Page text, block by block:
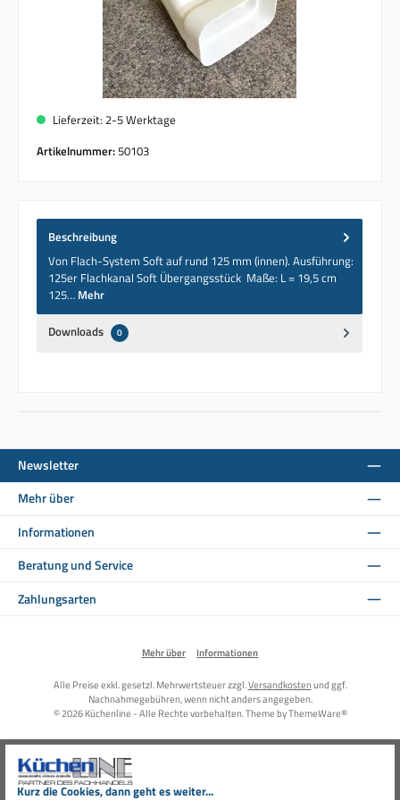
Kurz die Cookies, dann geht es weiter...
Lieferzeit: 2-5 Werktage
Artikelnummer:50103
Beschreibung
Von Flach-System Soft auf rund 125 mm (innen). Ausführung:
125er Flachkanal Soft Übergangsstück Maße: L = 19,5 cm
125… Mehr
Downloads 0
Newsletter
Mehr über
Informationen
Beratung und Service
Zahlungsarten
Mehr über Informationen
Alle Preise exkl. gesetzl. Mehrwertsteuer zzgl.Versandkostenund ggf.
Nachnahmegebühren, wenn nicht anders angegeben.
© 2026 Küchenline - Alle Rechte vorbehalten. Theme byThemeWare®